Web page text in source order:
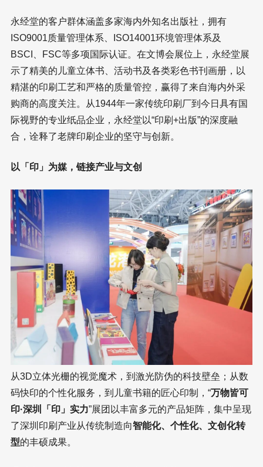
永经堂的客户群体涵盖多家海内外知名出版社，拥有
ISO9001质量管理体系、ISO14001环境管理体系及
BSCI、FSC等多项国际认证。在文博会展位上，永经堂展
示了精美的儿童立体书、活动书及各类彩色书刊画册，以
精湛的印刷工艺和严格的质量管控，赢得了来自海内外采
购商的高度关注。从1944年一家传统印刷厂到今日具有国
际视野的专业纸品企业，永经堂以“印刷+出版”的深度融
合，诠释了老牌印刷企业的坚守与创新。
以「印」为媒，链接产业与文创
从3D立体光栅的视觉魔术，到激光防伪的科技壁垒；从数
码快印的个性化服务，到儿童书籍的匠心印制，“万物皆可
印·深圳「印」实力”展团以丰富多元的产品矩阵，集中呈现
了深圳印刷产业从传统制造向智能化、个性化、文创化转
型的丰硕成果。